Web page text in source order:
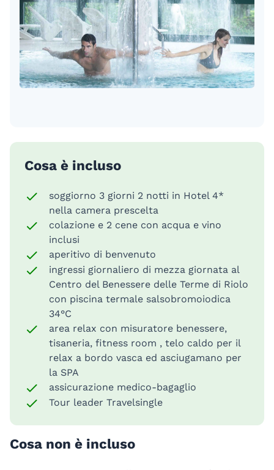
Cosa è incluso
soggiorno 3 giorni 2 notti in Hotel 4*
nella camera prescelta
colazione e 2 cene con acqua e vino
inclusi
aperitivo di benvenuto
ingressi giornaliero di mezza giornata al
Centro del Benessere delle Terme di Riolo
con piscina termale salsobromoiodica
34°C
area relax con misuratore benessere,
tisaneria, fitness room , telo caldo per il
relax a bordo vasca ed asciugamano per
la SPA
assicurazione medico-bagaglio
Tour leader Travelsingle
Cosa non è incluso